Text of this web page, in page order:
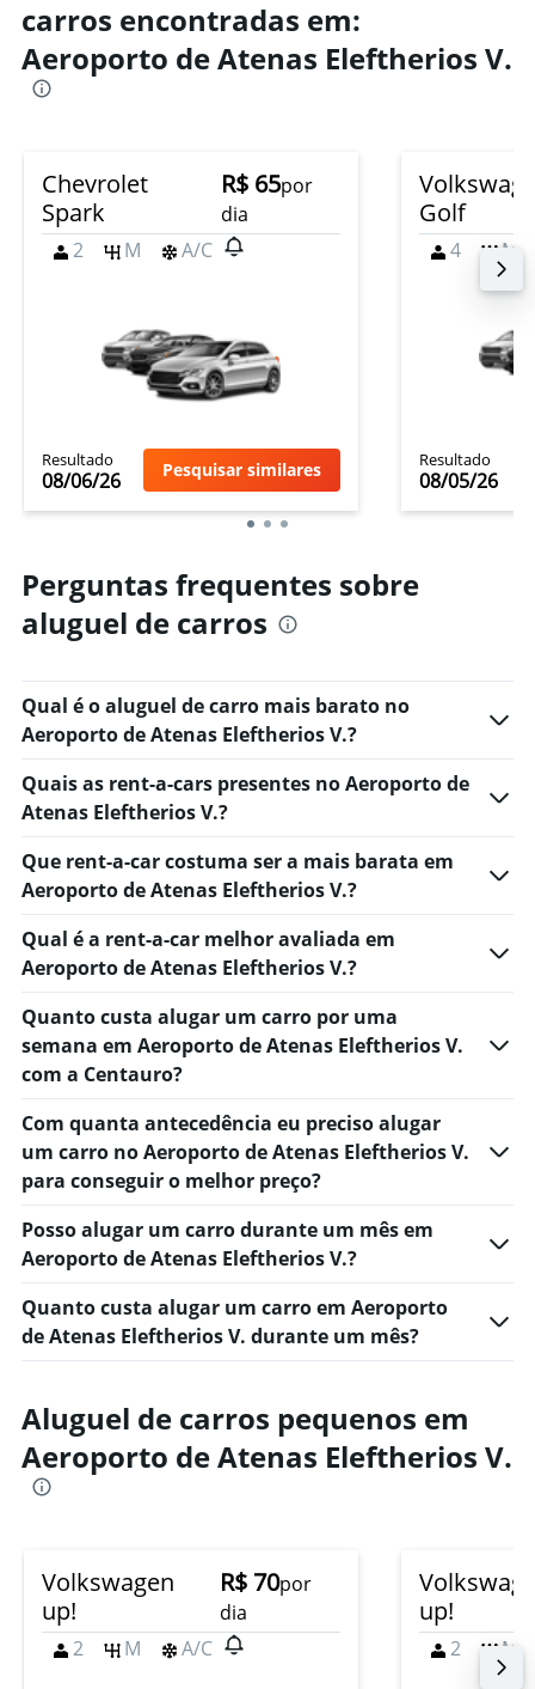
carros encontradas em:
Aeroporto de Atenas Eleftherios V.
Chevrolet
Spark
R$ 65por
dia
2
M A/C
Resultado
08/06/26 Pesquisar similares
Golf
4 M
Resultado
08/05/26
Perguntas frequentes sobre
aluguel de carros
Qual é o aluguel de carro mais barato no
Aeroporto de Atenas Eleftherios V.?
Quais as rent-a-cars presentes no Aeroporto de
Atenas Eleftherios V.?
Que rent-a-car costuma ser a mais barata em
Aeroporto de Atenas Eleftherios V.?
Qual é a rent-a-car melhor avaliada em
Aeroporto de Atenas Eleftherios V.?
Quanto custa alugar um carro por uma
semana em Aeroporto de Atenas Eleftherios V.
com a Centauro?
Com quanta antecedência eu preciso alugar
um carro no Aeroporto de Atenas Eleftherios V.
para conseguir o melhor preço?
Posso alugar um carro durante um mês em
Aeroporto de Atenas Eleftherios V.?
Quanto custa alugar um carro em Aeroporto
de Atenas Eleftherios V. durante um mês?
Aluguel de carros pequenos em
Aeroporto de Atenas Eleftherios V.
Volkswagen
up!
R$ 70por
dia
2
M A/C
up!
2 M